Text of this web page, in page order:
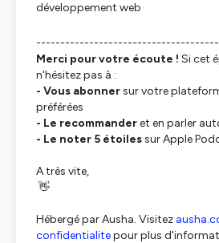
développement web
Merci pour votre écoute ! Si cet
n'hésitez pas à :
- Vous abonnersur votre
préférées
- Le recommanderet en parler
- Le noter 5 étoilessur Apple
A très vite,
👋
Hébergé par Ausha. Visitez
confidentialitepour plus